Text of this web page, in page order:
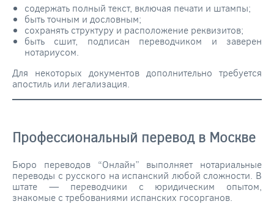
содержать полный текст, включая печати и штампы;
быть точным и дословным;
сохранять структуру и расположение реквизитов;
быть сшит, подписан переводчиком и заверен
нотариусом.
Для некоторых документов дополнительно требуется
апостиль или легализация.
Профессиональный перевод в Москве
Бюро переводов “Онлайн” выполняет нотариальные
переводы с русского на испанский любой сложности. В
штате — переводчики с юридическим опытом,
знакомые с требованиями испанских госорганов.